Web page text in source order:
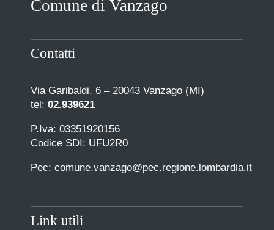
COMUNICAZIONE
Comune di Vanzago
Contatti
Via Garibaldi, 6 – 20043 Vanzago (MI)
tel: 02.939621
P.Iva: 03351920156
Codice SDI: UFU2R0
Pec: comune.vanzago@pec.regione.lombardia.it
Link utili